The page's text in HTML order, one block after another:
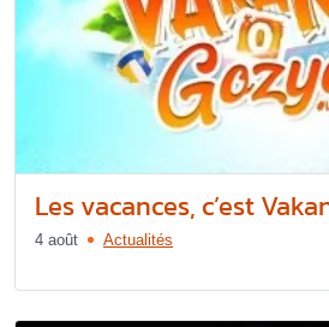
Les vacances, c’est
4 août Actualités